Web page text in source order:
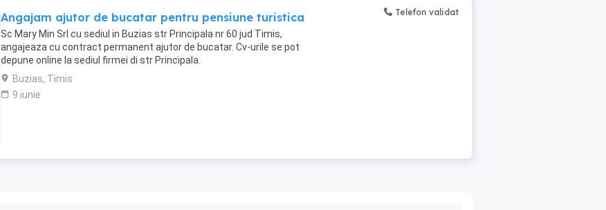
Angajam ajutor de bucatar pentru pensiune turistica
Sc Mary Min Srl cu sediul in Buzias str Principala nr 60 jud Timis,
angajeaza cu contract permanent ajutor de bucatar. Cv-urile se pot
depune online la sediul firmei di str Principala.
Buzias, Timis
9 iunie
Telefon validat